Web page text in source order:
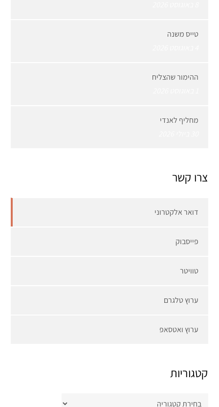
טייס משנה
ההימור שהצליח
מחליף לאנדי
צרו קשר
דואר אלקטרוני
פייסבוק
טוויטר
ערוץ טלגרם
ערוץ ואטסאפ
קטגוריות